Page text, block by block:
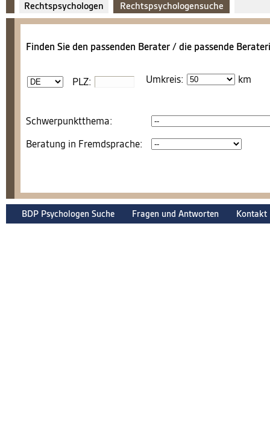
Rechtspsychologen Rechtspsychologensuche
Finden Sie den passenden Berater / die passende
PLZ: Umkreis: km
Schwerpunktthema:
Beratung in Fremdsprache:
BDP Psychologen Suche Fragen und Antworten Kontakt